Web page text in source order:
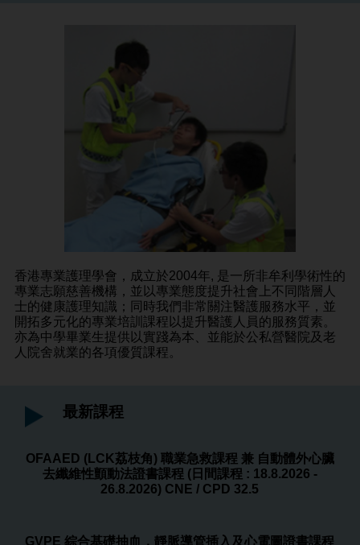
香港專業護理學會，成立於2004年, 是一所非牟利學術性的
專業志願慈善機構，並以專業態度提升社會上不同階層人
士的健康護理知識；同時我們非常關注醫護服務水平，並
開拓多元化的專業培訓課程以提升醫護人員的服務質素。
亦為中學畢業生提供以實踐為本、並能於公私營醫院及老
人院舍就業的各項優質課程。
最新課程
OFAAED (LCK荔枝角) 職業急救課程 兼 自動體外心臟
去纖維性顫動法證書課程 (日間課程 : 18.8.2026 -
26.8.2026) CNE / CPD 32.5
GVPE 綜合基礎抽血，靜脈導管插入及心電圖證書課程